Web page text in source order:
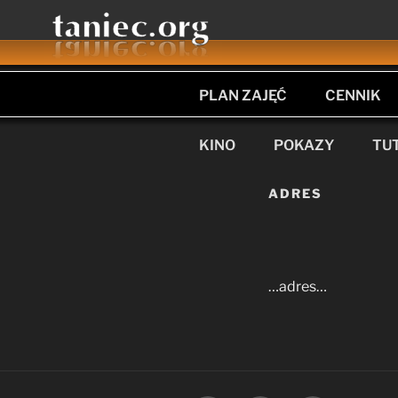
treści
PLAN ZAJĘĆ CENNIK
KINO POKAZY
ADRES
…adres…